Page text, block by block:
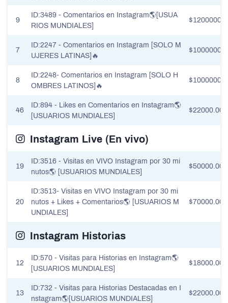
9
ID:3489 - Comentarios en Instagram🌎[USUA
RIOS MUNDIALES]
7
ID:2247 - Comentarios en Instagram [SOLO M
UJERES LATINAS]🔥
8
ID:2248- Comentarios en Instagram [SOLO H
OMBRES LATINOS]🔥
46
ID:894 - Likes en Comentarios en Instagram🌎
[USUARIOS MUNDIALES]
$22000.00
Instagram Live (En vivo)
19
ID:3516 - Visitas en VIVO Instagram por 30 mi
nutos🌎 [USUARIOS MUNDIALES]
$50000.00
20
ID:3513- Visitas en VIVO Instagram por 30 mi
nutos + Likes + Comentarios🌎 [USUARIOS M
UNDIALES]
$70000.00
Instagram Historias
12
ID:570 - Visitas para Historias en Instagram🌎
[USUARIOS MUNDIALES]
$18000.00
13
ID:732 - Visitas para Historias Destacadas en I
nstagram🌎[USUARIOS MUNDIALES]
$22000.00